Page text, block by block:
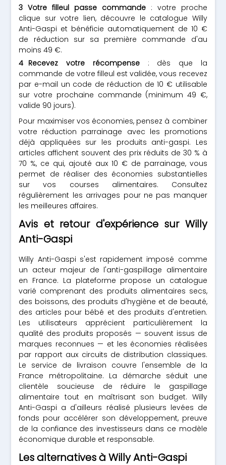
Votre filleul passe commande : votre proche
clique sur votre lien, découvre le catalogue Willy
Anti-Gaspi et bénéficie automatiquement de 10 €
de réduction sur sa première commande d'au
moins 49 €.
Recevez votre récompense: dès que la
commande de votre filleul est validée, vous recevez
par e-mail un code de réduction de 10 € utilisable
sur votre prochaine commande (minimum 49 €,
valide 90 jours).
Pour maximiser vos économies, pensez à combiner
votre réduction parrainage avec les promotions
déjà appliquées sur les produits anti-gaspi. Les
articles affichent souvent des prix réduits de 30 % à
70 %, ce qui, ajouté aux 10 € de parrainage, vous
permet de réaliser des économies substantielles
sur vos courses alimentaires. Consultez
régulièrement les arrivages pour ne pas manquer
les meilleures affaires.
Avis et retour d'expérience sur Willy
Anti-Gaspi
Willy Anti-Gaspi s'est rapidement imposé comme
un acteur majeur de l'anti-gaspillage alimentaire
en France. La plateforme propose un catalogue
varié comprenant des produits alimentaires secs,
des boissons, des produits d'hygiène et de beauté,
des articles pour bébé et des produits d'entretien.
Les utilisateurs apprécient particulièrement la
qualité des produits proposés — souvent issus de
marques reconnues — et les économies réalisées
par rapport aux circuits de distribution classiques.
Le service de livraison couvre l'ensemble de la
France métropolitaine. La démarche séduit une
clientèle soucieuse de réduire le gaspillage
alimentaire tout en maîtrisant son budget. Willy
Anti-Gaspi a d'ailleurs réalisé plusieurs levées de
fonds pour accélérer son développement, preuve
de la confiance des investisseurs dans ce modèle
économique durable et responsable.
Les alternatives à Willy Anti-Gaspi